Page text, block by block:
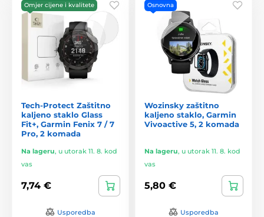
Omjer cijene i kvalitete
Tech-Protect Zaštitno
kaljeno staklo Glass
Fit+, Garmin Fenix 7 / 7
Pro, 2 komada
Na lageru, u utorak 11. 8. kod
vas
7,74 €
Usporedba
Osnovna
Wozinsky zaštitno
kaljeno staklo, Garmin
Vivoactive 5, 2 komada
Na lageru, u utorak 11. 8. kod
vas
5,80 €
Usporedba